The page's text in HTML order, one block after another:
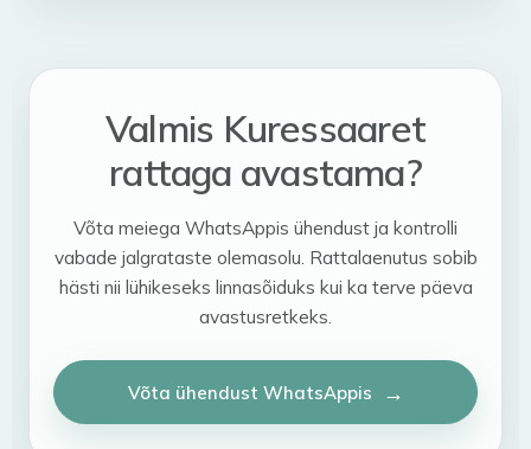
Valmis Kuressaaret
rattaga avastama?
Võta meiega WhatsAppis ühendust ja kontrolli
vabade jalgrataste olemasolu. Rattalaenutus sobib
hästi nii lühikeseks linnasõiduks kui ka terve päeva
avastusretkeks.
Võta ühendust WhatsAppis